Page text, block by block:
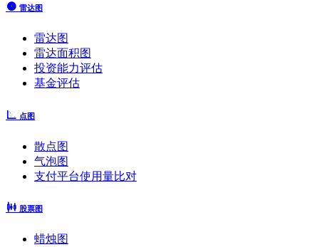
雷达图
雷达图
雷达面积图
投资能力评估
基金评估
点图
散点图
气泡图
支付平台使用量比对
股票图
蜡烛图